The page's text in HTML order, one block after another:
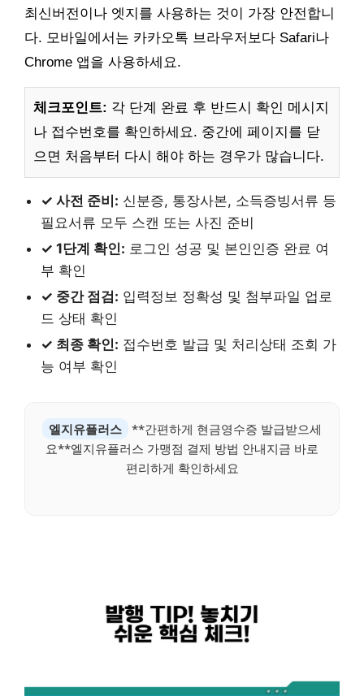
최신버전이나 엣지를 사용하는 것이 가장 안전합니
다. 모바일에서는 카카오톡 브라우저보다 Safari나
Chrome 앱을 사용하세요.
체크포인트: 각 단계 완료 후 반드시 확인 메시지
나 접수번호를 확인하세요. 중간에 페이지를 닫
으면 처음부터 다시 해야 하는 경우가 많습니다.
✓ 사전 준비: 신분증, 통장사본, 소득증빙서류 등
필요서류 모두 스캔 또는 사진 준비
✓ 1단계 확인: 로그인 성공 및 본인인증 완료 여
부 확인
✓ 중간 점검: 입력정보 정확성 및 첨부파일 업로
드 상태 확인
✓ 최종 확인: 접수번호 발급 및 처리상태 조회 가
능 여부 확인
엘지유플러스 **간편하게 현금영수증 발급받으세
요**엘지유플러스 가맹점 결제 방법 안내지금 바로
편리하게 확인하세요